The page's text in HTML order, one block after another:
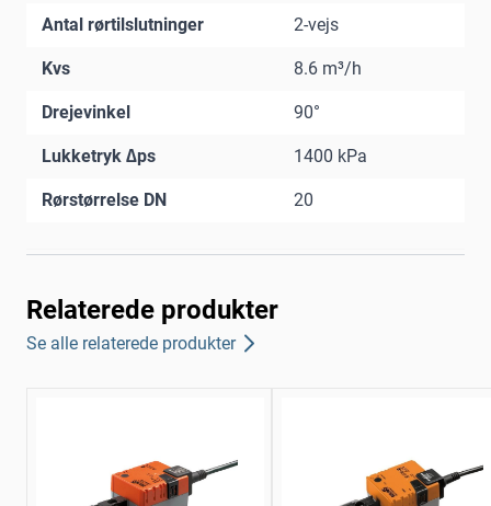
Antal rørtilslutninger 2-vejs
Kvs 8.6 m³/h
Drejevinkel 90°
Lukketryk ∆ps 1400 kPa
Rørstørrelse DN 20
Relaterede produkter
Se alle relaterede produkter